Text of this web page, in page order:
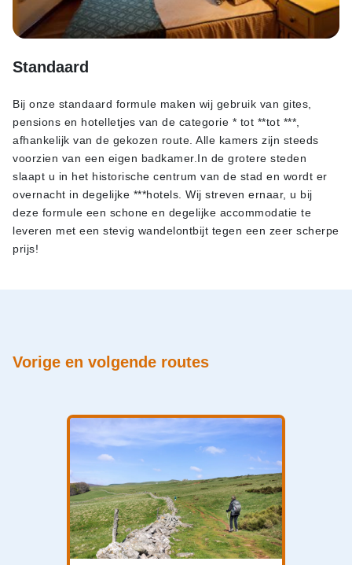
Standaard
Bij onze standaard formule maken wij gebruik van gites,
pensions en hotelletjes van de categorie * tot **tot ***,
afhankelijk van de gekozen route. Alle kamers zijn steeds
voorzien van een eigen badkamer.In de grotere steden
slaapt u in het historische centrum van de stad en wordt er
overnacht in degelijke ***hotels. Wij streven ernaar, u bij
deze formule een schone en degelijke accommodatie te
leveren met een stevig wandelontbijt tegen een zeer scherpe
prijs!
Vorige en volgende routes